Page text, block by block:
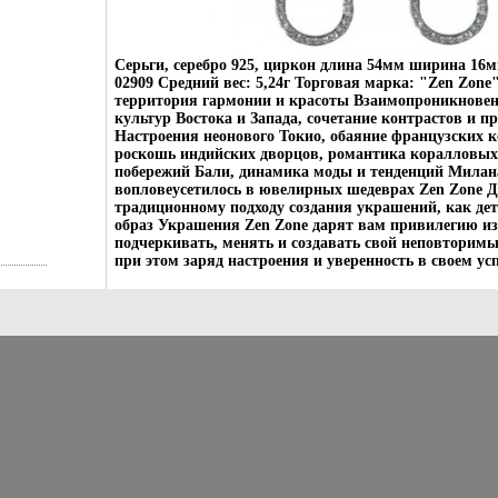
Серьги, серебро 925, циркон длина 54мм ширина
02909 Средний вес: 5,24г Торговая марка: "Zen
территория гармонии и красоты
культур Востока и Запада, сочетание контрастов и
Настроения неонового Токио, обаяние французских
роскошь индийских дворцов, романтика
побережий Бали, динамика моды и тенденций
вопловеусетилось в ювелирных шедеврах Zen Zone
традиционному подходу создания украшений, как
образ Украшения Zen Zone дарят вам привилегию
подчеркивать, менять и создавать свой
при этом заряд настроения и уверенность в своем